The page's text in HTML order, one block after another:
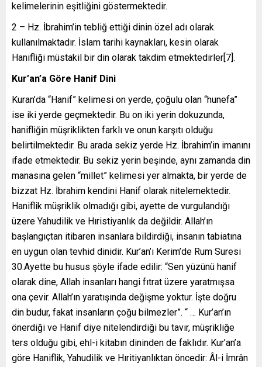
kelimelerinin eşitliğini göstermektedir.
2 – Hz. İbrahim’in tebliğ ettiği dinin özel adı olarak
kullanılmaktadır. İslam tarihi kaynakları, kesin olarak
Hanifliği müstakil bir din olarak takdim etmektedirler[7].
Kur’an’a Göre Hanif Dini
Kuran’da “Hanif” kelimesi on yerde, çoğulu olan “hunefa”
ise iki yerde geçmektedir. Bu on iki yerin dokuzunda,
hanifliğin müşriklikten farklı ve onun karşıtı olduğu
belirtilmektedir. Bu arada sekiz yerde Hz. İbrahim’in imanını
ifade etmektedir. Bu sekiz yerin beşinde, aynı zamanda din
manasına gelen “millet” kelimesi yer almakta, bir yerde de
bizzat Hz. İbrahim kendini Hanif olarak nitelemektedir.
Haniflik müşriklik olmadığı gibi, ayette de vurgulandığı
üzere Yahudilik ve Hıristiyanlık da değildir. Allah’ın
başlangıçtan itibaren insanlara bildirdiği, insanın tabiatına
en uygun olan tevhid dinidir. Kur’an’ı Kerim’de Rum Suresi
30.Ayette bu husus şöyle ifade edilir: “Sen yüzünü hanif
olarak dine, Allah insanları hangi fıtrat üzere yaratmışsa
ona çevir. Allah’ın yaratışında değişme yoktur. İşte doğru
din budur, fakat insanların çoğu bilmezler”. “ … Kur’an’ın
önerdiği ve Hanif diye nitelendirdiği bu tavır, müşrikliğe
ters olduğu gibi, ehl-i kitabın dininden de faklıdır. Kur’an’a
göre Haniflik, Yahudilik ve Hıritiyanlıktan öncedir: Âl-i İmrân